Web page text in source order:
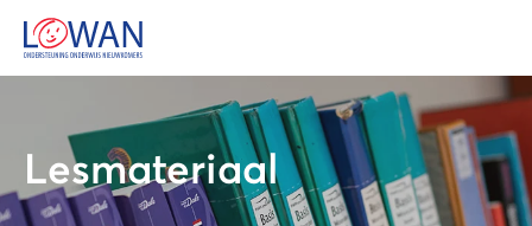
Lesmateriaal